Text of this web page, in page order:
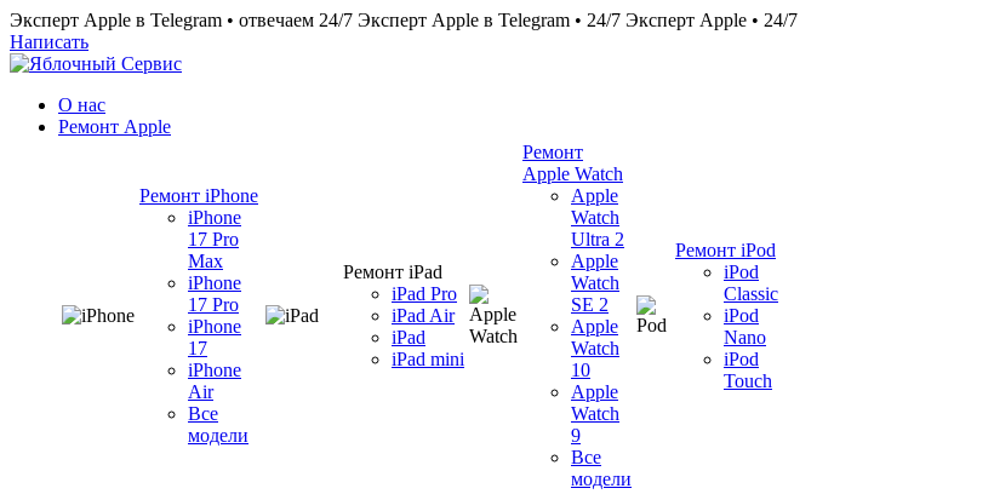
Эксперт Apple в Telegram • отвечаем 24/7 Эксперт Apple в Telegram • 24/7 Эксперт Apple • 24/7
Написать
О нас
Ремонт Apple
Ремонт iPhone
iPhone
17 Pro
Max
iPhone
17 Pro
iPhone
17
iPhone
Air
Все
модели
Ремонт iPad
iPad Pro
iPad Air
iPad
iPad mini
Ремонт
Apple Watch
Apple
Watch
Ultra 2
Apple
Watch
SE 2
Apple
Watch
10
Apple
Watch
9
Все
модели
Ремонт iPod
iPod
Classic
iPod
Nano
iPod
Touch